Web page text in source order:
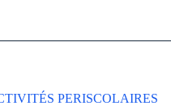
PERISCOLAIRES